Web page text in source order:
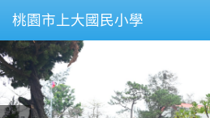
桃園市上大國民小學